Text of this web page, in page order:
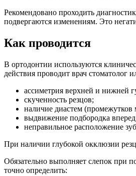
Рекомендовано проходить
подвергаются изменениям. Это
Как проводится
В ортодонтии используются
действия проводит врач стоматолог
ассиметрия верхней и нижней
скученность резцов;
наличие диастем (промежутков
выдвижение подбородка
неправильное расположение
При наличии глубокой окклюзии
Обязательно выполняет слепок при
точно определить: